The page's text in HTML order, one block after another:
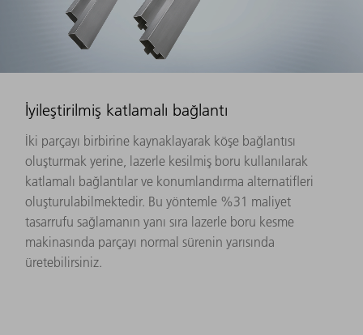
İyileştirilmiş katlamalı bağlantı
İki parçayı birbirine kaynaklayarak köşe bağlantısı
oluşturmak yerine, lazerle kesilmiş boru kullanılarak
katlamalı bağlantılar ve konumlandırma alternatifleri
oluşturulabilmektedir. Bu yöntemle %31 maliyet
tasarrufu sağlamanın yanı sıra lazerle boru kesme
makinasında parçayı normal sürenin yarısında
üretebilirsiniz.